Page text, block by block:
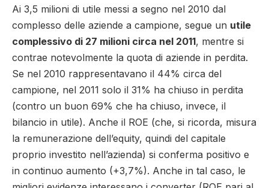
Ai 3,5 milioni di utile messi a segno nel 2010 dal
complesso delle aziende a campione, segue un utile
complessivo di 27 milioni circa nel 2011, mentre si
contrae notevolmente la quota di aziende in perdita.
Se nel 2010 rappresentavano il 44% circa del
campione, nel 2011 solo il 31% ha chiuso in perdita
(contro un buon 69% che ha chiuso, invece, il
bilancio in utile). Anche il ROE (che, si ricorda, misura
la remunerazione dell’equity, quindi del capitale
proprio investito nell’azienda) si conferma positivo e
in continuo aumento (+3,7%). Anche in tal caso, le